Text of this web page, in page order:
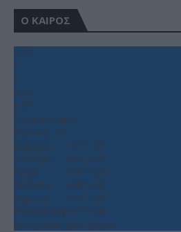
Ο ΚΑΙΡΟΣ
+36
°
C
+37°
+25°
Θεσσαλονίκη
Κυριακή, 09
Σάββατο
+37°+25°
Δευτέρα
+34°+25°
Τρίτη
+36°+26°
Τετάρτη
+38°+26°
Πέμπτη
+34°+26°
Παρασκευή+31°+24°
Πρόγνωση για 7 μέρες